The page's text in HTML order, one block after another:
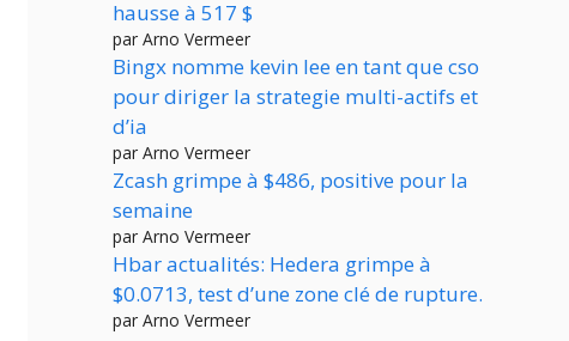
hausse à 517 $
par Arno Vermeer
Bingx nomme kevin lee en tant que cso
pour diriger la strategie multi-actifs et
d’ia
par Arno Vermeer
Zcash grimpe à $486, positive pour la
semaine
par Arno Vermeer
Hbar actualités: Hedera grimpe à
$0.0713, test d’une zone clé de rupture.
par Arno Vermeer